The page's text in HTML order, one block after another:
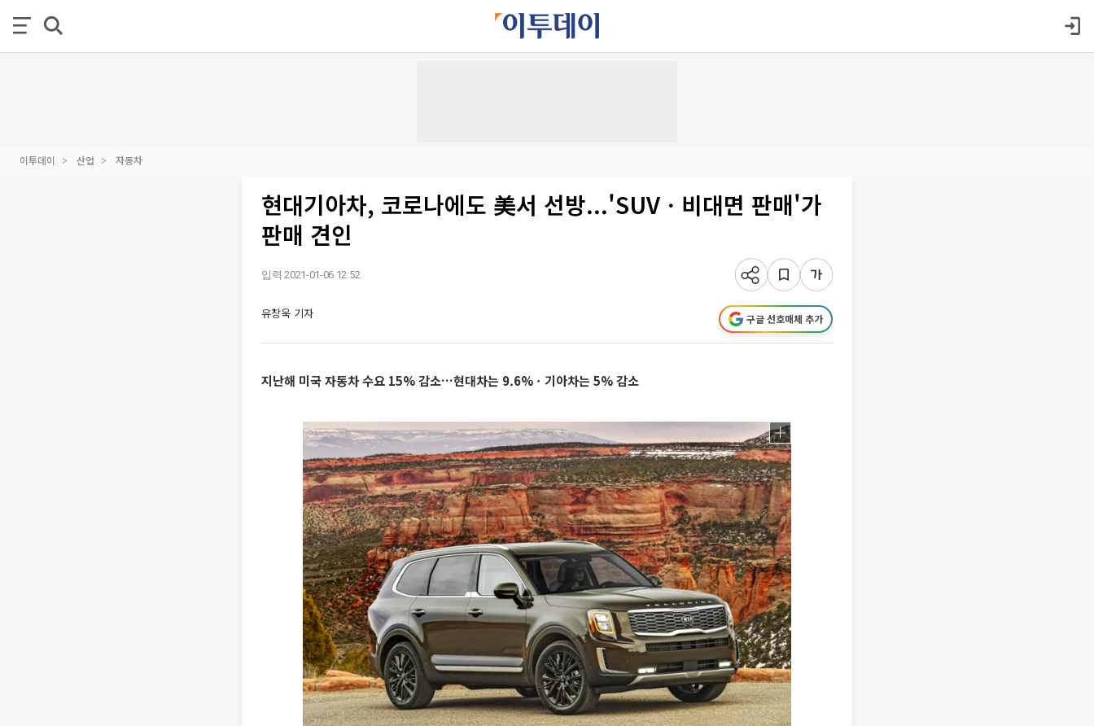
이투데이 산업 자동차
현대기아차, 코로나에도 美서 선방...'SUVㆍ비대면 판매'가
판매 견인
입력 2021-01-06 12:52
유창욱 기자 구글 선호매체 추가
지난해 미국 자동차 수요 15% 감소…현대차는 9.6%ㆍ기아차는 5% 감소